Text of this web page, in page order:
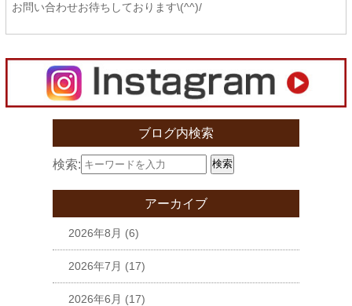
お問い合わせお待ちしております\(^^)/
ブログ内検索
検索: 検索
アーカイブ
2026年8月 (6)
2026年7月 (17)
2026年6月 (17)